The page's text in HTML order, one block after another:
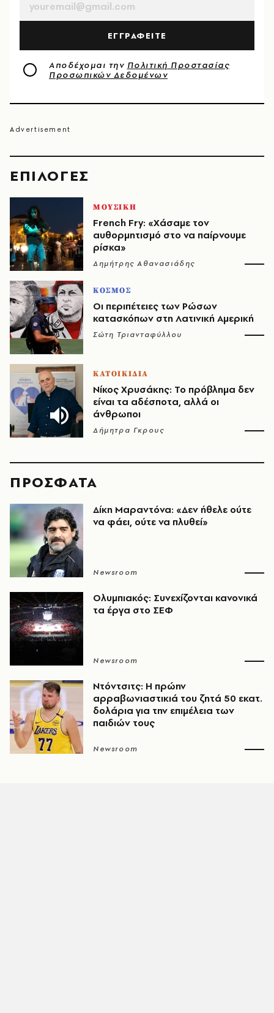
EΠΙΛΟΓΈΣ
ΜΟΥΣΙΚΗ
French Fry: «Χάσαμε τον
αυθορμητισμό στο να παίρνουμε
ρίσκα»
Δημήτρης Αθανασιάδης
ΚΟΣΜΟΣ
Οι περιπέτειες των Ρώσων
κατασκόπων στη Λατινική Αμερική
Σώτη Τριανταφύλλου
ΚΑΤΟΙΚΙΔΙΑ
Νίκος Χρυσάκης: Το πρόβλημα δεν
είναι τα αδέσποτα, αλλά οι
άνθρωποι
Δήμητρα Γκρους
ΕΓΓΡΑΦΕΙΤΕ
Αποδέχομαι την Πολιτική Προστασίας
Προσωπικών Δεδομένων
ΠΡΟΣΦΑΤΑ
Δίκη Μαραντόνα: «Δεν ήθελε ούτε
να φάει, ούτε να πλυθεί»
Newsroom
Ολυμπιακός: Συνεχίζονται κανονικά
τα έργα στο ΣΕΦ
Newsroom
Ντόντσιτς: Η πρώην
αρραβωνιαστικιά του ζητά 50 εκατ.
δολάρια για την επιμέλεια των
παιδιών τους
Newsroom